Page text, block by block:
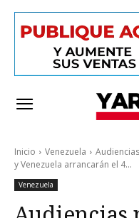
Inicio Venezuela
y Venezuela arrancarán el 4...
Venezuela